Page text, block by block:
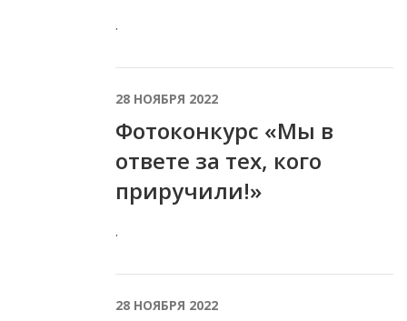
.
28 НОЯБРЯ 2022
Фотоконкурс «Мы в
ответе за тех, кого
приручили!»
.
28 НОЯБРЯ 2022